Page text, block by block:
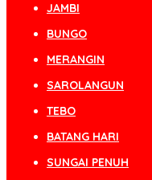
JAMBI
BUNGO
MERANGIN
SAROLANGUN
TEBO
BATANG HARI
SUNGAI PENUH